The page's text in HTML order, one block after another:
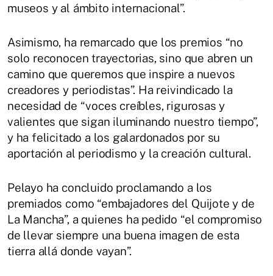
museos y al ámbito internacional”.
Asimismo, ha remarcado que los premios “no
solo reconocen trayectorias, sino que abren un
camino que queremos que inspire a nuevos
creadores y periodistas”. Ha reivindicado la
necesidad de “voces creíbles, rigurosas y
valientes que sigan iluminando nuestro tiempo”,
y ha felicitado a los galardonados por su
aportación al periodismo y la creación cultural.
Pelayo ha concluido proclamando a los
premiados como “embajadores del Quijote y de
La Mancha”, a quienes ha pedido “el compromiso
de llevar siempre una buena imagen de esta
tierra allá donde vayan”.